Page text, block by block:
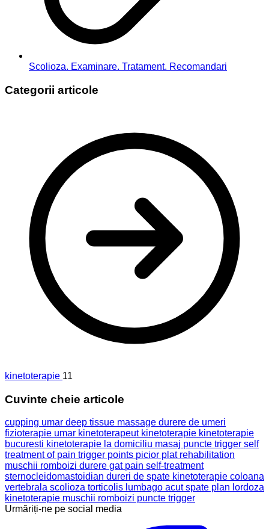
Scolioza. Examinare. Tratament. Recomandari
Categorii articole
kinetoterapie 11
Cuvinte cheie articole
cupping umar deep tissue massage durere de umeri
fizioterapie umar kinetoterapeut kinetoterapie kinetoterapie
bucuresti kinetoterapie la domiciliu masaj puncte trigger self
treatment of pain trigger points picior plat rehabilitation
muschii romboizi durere gat pain self-treatment
sternocleidomastoidian dureri de spate kinetoterapie coloana
vertebrala scolioza torticolis lumbago acutspate plan lordoza
kinetoterapie muschii romboizi puncte trigger
Urmăriți-ne pe social media